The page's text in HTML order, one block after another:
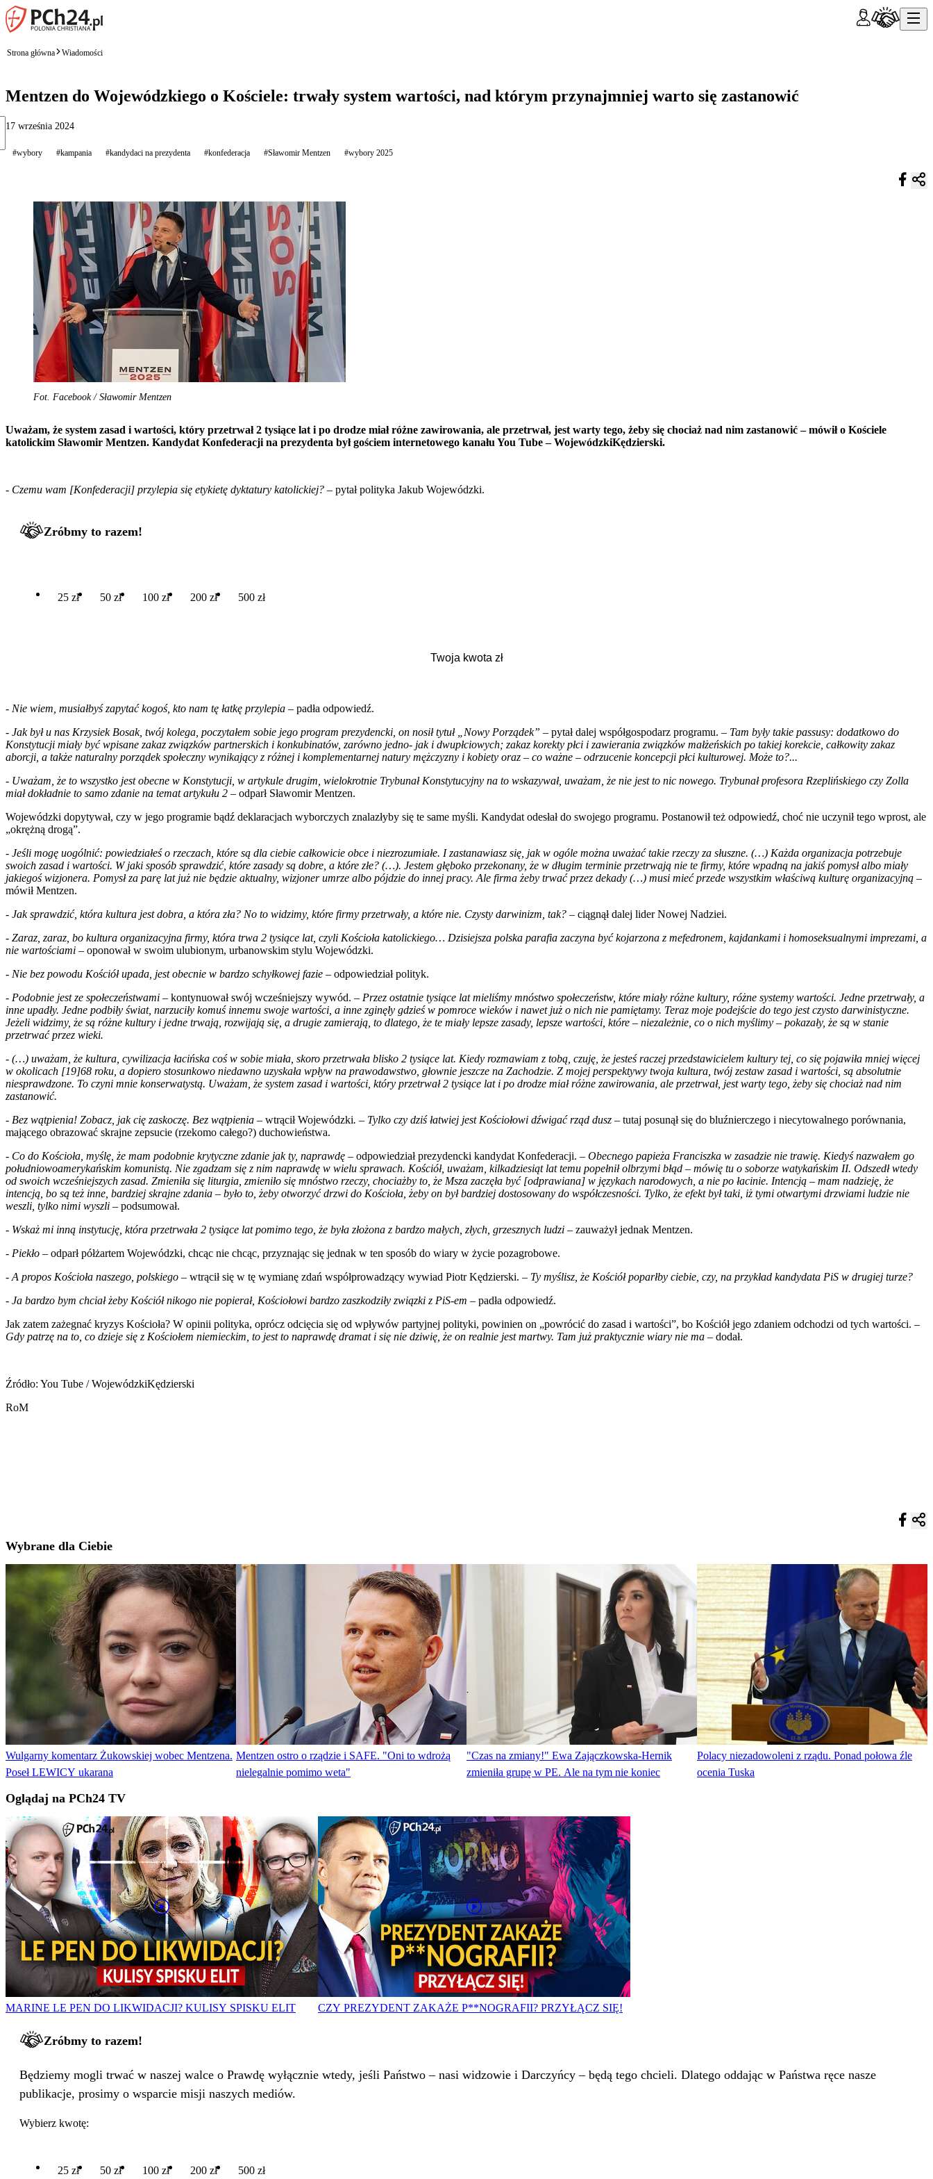
Strona główna Wiadomości
Mentzen do Wojewódzkiego o Kościele: trwały system wartości, nad którym przynajmniej warto się zastanowić
17 września 2024
#wybory #kampania #kandydaci na prezydenta #konfederacja #Sławomir Mentzen #wybory 2025
Fot. Facebook / Sławomir Mentzen
Uważam, że system zasad i wartości, który przetrwał 2 tysiące lat i po drodze miał różne zawirowania, ale przetrwał, jest warty tego, żeby się chociaż nad nim zastanowić – mówił o Kościele
katolickim Sławomir Mentzen. Kandydat Konfederacji na prezydenta był gościem internetowego kanału You Tube – WojewódzkiKędzierski.
- Czemu wam [Konfederacji] przylepia się etykietę dyktatury katolickiej? – pytał polityka Jakub Wojewódzki.
Zróbmy to razem!
25 zł 50 zł 100 zł 200 zł 500 zł
- Nie wiem, musiałbyś zapytać kogoś, kto nam tę łatkę przylepia – padła odpowiedź.
- Jak był u nas Krzysiek Bosak, twój kolega, poczytałem sobie jego program prezydencki, on nosił tytuł „Nowy Porządek” – pytał dalej współgospodarz programu. – Tam były takie passusy: dodatkowo do
Konstytucji miały być wpisane zakaz związków partnerskich i konkubinatów, zarówno jedno- jak i dwupłciowych; zakaz korekty płci i zawierania związków małżeńskich po takiej korekcie, całkowity zakaz
aborcji, a także naturalny porządek społeczny wynikający z różnej i komplementarnej natury mężczyzny i kobiety oraz – co ważne – odrzucenie koncepcji płci kulturowej. Może to?...
- Uważam, że to wszystko jest obecne w Konstytucji, w artykule drugim, wielokrotnie Trybunał Konstytucyjny na to wskazywał, uważam, że nie jest to nic nowego. Trybunał profesora Rzeplińskiego czy Zolla
miał dokładnie to samo zdanie na temat artykułu 2 – odparł Sławomir Mentzen.
Wojewódzki dopytywał, czy w jego programie bądź deklaracjach wyborczych znalazłyby się te same myśli. Kandydat odesłał do swojego programu. Postanowił też odpowiedź, choć nie uczynił tego wprost, ale
„okrężną drogą”.
- Jeśli mogę uogólnić: powiedziałeś o rzeczach, które są dla ciebie całkowicie obce i niezrozumiałe. I zastanawiasz się, jak w ogóle można uważać takie rzeczy za słuszne. (…) Każda organizacja potrzebuje
swoich zasad i wartości. W jaki sposób sprawdzić, które zasady są dobre, a które złe? (…). Jestem głęboko przekonany, że w długim terminie przetrwają nie te firmy, które wpadną na jakiś pomysł albo miały
jakiegoś wizjonera. Pomysł za parę lat już nie będzie aktualny, wizjoner umrze albo pójdzie do innej pracy. Ale firma żeby trwać przez dekady (…) musi mieć przede wszystkim właściwą kulturę organizacyjną –
mówił Mentzen.
- Jak sprawdzić, która kultura jest dobra, a która zła? No to widzimy, które firmy przetrwały, a które nie. Czysty darwinizm, tak? – ciągnął dalej lider Nowej Nadziei.
- Zaraz, zaraz, bo kultura organizacyjna firmy, która trwa 2 tysiące lat, czyli Kościoła katolickiego… Dzisiejsza polska parafia zaczyna być kojarzona z mefedronem, kajdankami i homoseksualnymi imprezami, a
nie wartościami – oponował w swoim ulubionym, urbanowskim stylu Wojewódzki.
- Nie bez powodu Kościół upada, jest obecnie w bardzo schyłkowej fazie – odpowiedział polityk.
- Podobnie jest ze społeczeństwami – kontynuował swój wcześniejszy wywód. – Przez ostatnie tysiące lat mieliśmy mnóstwo społeczeństw, które miały różne kultury, różne systemy wartości. Jedne przetrwały, a
inne upadły. Jedne podbiły świat, narzuciły komuś innemu swoje wartości, a inne zginęły gdzieś w pomroce wieków i nawet już o nich nie pamiętamy. Teraz moje podejście do tego jest czysto darwinistyczne.
Jeżeli widzimy, że są różne kultury i jedne trwają, rozwijają się, a drugie zamierają, to dlatego, że te miały lepsze zasady, lepsze wartości, które – niezależnie, co o nich myślimy – pokazały, że są w stanie
przetrwać przez wieki.
- (…) uważam, że kultura, cywilizacja łacińska coś w sobie miała, skoro przetrwała blisko 2 tysiące lat. Kiedy rozmawiam z tobą, czuję, że jesteś raczej przedstawicielem kultury tej, co się pojawiła mniej więcej
w okolicach [19]68 roku, a dopiero stosunkowo niedawno uzyskała wpływ na prawodawstwo, głownie jeszcze na Zachodzie. Z mojej perspektywy twoja kultura, twój zestaw zasad i wartości, są absolutnie
niesprawdzone. To czyni mnie konserwatystą. Uważam, że system zasad i wartości, który przetrwał 2 tysiące lat i po drodze miał różne zawirowania, ale przetrwał, jest warty tego, żeby się chociaż nad nim
zastanowić.
- Bez wątpienia! Zobacz, jak cię zaskoczę. Bez wątpienia – wtrącił Wojewódzki. – Tylko czy dziś łatwiej jest Kościołowi dźwigać rząd dusz – tutaj posunął się do bluźnierczego i niecytowalnego porównania,
mającego obrazować skrajne zepsucie (rzekomo całego?) duchowieństwa.
- Co do Kościoła, myślę, że mam podobnie krytyczne zdanie jak ty, naprawdę – odpowiedział prezydencki kandydat Konfederacji. – Obecnego papieża Franciszka w zasadzie nie trawię. Kiedyś nazwałem go
południowoamerykańskim komunistą. Nie zgadzam się z nim naprawdę w wielu sprawach. Kościół, uważam, kilkadziesiąt lat temu popełnił olbrzymi błąd – mówię tu o soborze watykańskim II. Odszedł wtedy
od swoich wcześniejszych zasad. Zmieniła się liturgia, zmieniło się mnóstwo rzeczy, chociażby to, że Msza zaczęła być [odprawiana] w językach narodowych, a nie po łacinie. Intencją – mam nadzieję, że
intencją, bo są też inne, bardziej skrajne zdania – było to, żeby otworzyć drzwi do Kościoła, żeby on był bardziej dostosowany do współczesności. Tylko, że efekt był taki, iż tymi otwartymi drzwiami ludzie nie
weszli, tylko nimi wyszli – podsumował.
- Wskaż mi inną instytucję, która przetrwała 2 tysiące lat pomimo tego, że była złożona z bardzo małych, złych, grzesznych ludzi – zauważył jednak Mentzen.
- Piekło – odparł półżartem Wojewódzki, chcąc nie chcąc, przyznając się jednak w ten sposób do wiary w życie pozagrobowe.
- A propos Kościoła naszego, polskiego – wtrącił się w tę wymianę zdań współprowadzący wywiad Piotr Kędzierski. – Ty myślisz, że Kościół poparłby ciebie, czy, na przykład kandydata PiS w drugiej turze?
- Ja bardzo bym chciał żeby Kościół nikogo nie popierał, Kościołowi bardzo zaszkodziły związki z PiS-em – padła odpowiedź.
Jak zatem zażegnać kryzys Kościoła? W opinii polityka, oprócz odcięcia się od wpływów partyjnej polityki, powinien on „powrócić do zasad i wartości”, bo Kościół jego zdaniem odchodzi od tych wartości. –
Gdy patrzę na to, co dzieje się z Kościołem niemieckim, to jest to naprawdę dramat i się nie dziwię, że on realnie jest martwy. Tam już praktycznie wiary nie ma – dodał.
Źródło: You Tube / WojewódzkiKędzierski
RoM
Wybrane dla Ciebie
Wulgarny komentarz Żukowskiej wobec Mentzena.
Poseł LEWICY ukarana
Mentzen ostro o rządzie i SAFE. "Oni to wdrożą
nielegalnie pomimo weta"
"Czas na zmiany!" Ewa Zajączkowska-Hernik
zmieniła grupę w PE. Ale na tym nie koniec
Polacy niezadowoleni z rządu. Ponad połowa źle
ocenia Tuska
Oglądaj na PCh24 TV
MARINE LE PEN DO LIKWIDACJI? KULISY SPISKU ELIT CZY PREZYDENT ZAKAŻE P**NOGRAFII? PRZYŁĄCZ SIĘ!
Zróbmy to razem!
Będziemy mogli trwać w naszej walce o Prawdę wyłącznie wtedy, jeśli Państwo – nasi widzowie i Darczyńcy – będą tego chcieli. Dlatego oddając w Państwa ręce nasze
publikacje, prosimy o wsparcie misji naszych mediów.
Wybierz kwotę:
25 zł 50 zł 100 zł 200 zł 500 zł